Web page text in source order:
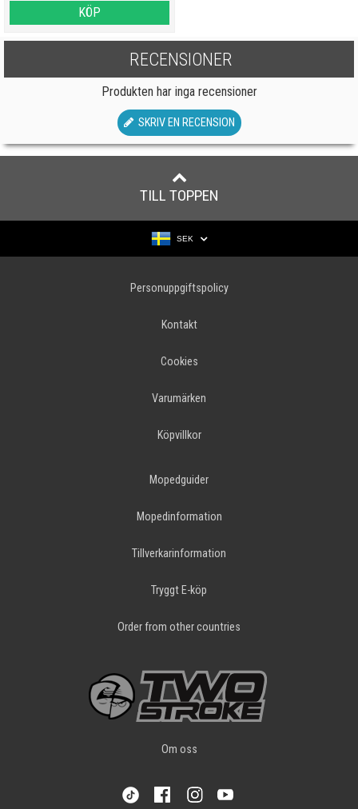
KÖP
RECENSIONER
Produkten har inga recensioner
SKRIV EN RECENSION
TILL TOPPEN
SEK
Personuppgiftspolicy
Kontakt
Cookies
Varumärken
Köpvillkor
Mopedguider
Mopedinformation
Tillverkarinformation
Tryggt E-köp
Order from other countries
Om oss